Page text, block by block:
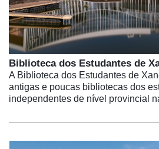
Biblioteca dos Estudantes de
A Biblioteca dos Estudantes de
antigas e poucas bibliotecas dos
independentes de nível provincial